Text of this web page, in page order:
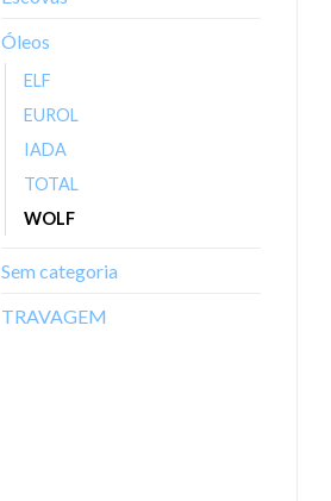
Óleos
ELF
EUROL
IADA
TOTAL
WOLF
Sem categoria
TRAVAGEM